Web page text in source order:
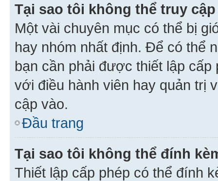
Tại sao tôi không thể truy
Một vài chuyên mục có thể bị
hay nhóm nhất định. Để có thể
bạn cần phải được thiết lập
với điều hành viên hay quản trị
cập vào.
Đầu trang
Tại sao tôi không thể đính
Thiết lập cấp phép có thể đính